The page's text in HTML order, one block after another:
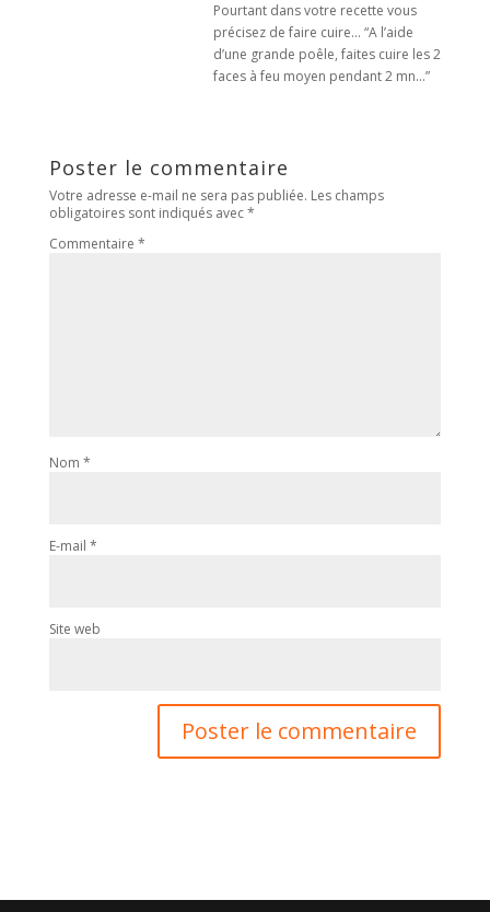
Pourtant dans votre recette vous
précisez de faire cuire… “A l’aide
d’une grande poêle, faites cuire les 2
faces à feu moyen pendant 2 mn…”
Poster le commentaire
Votre adresse e-mail ne sera pas publiée. Les champs
obligatoires sont indiqués avec*
Commentaire *
Nom *
E-mail *
Site web